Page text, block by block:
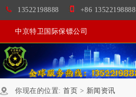
13522198888 +86 13522198888
中京特卫国际保镖公司
你现在的位置: 首页 > 新闻资讯